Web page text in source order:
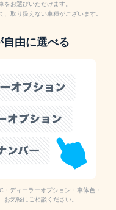
お選びいただけます。
取り扱えない車種がございます。
自由に選べる
ディーラーオプション・車体色・
お気軽にご相談ください。